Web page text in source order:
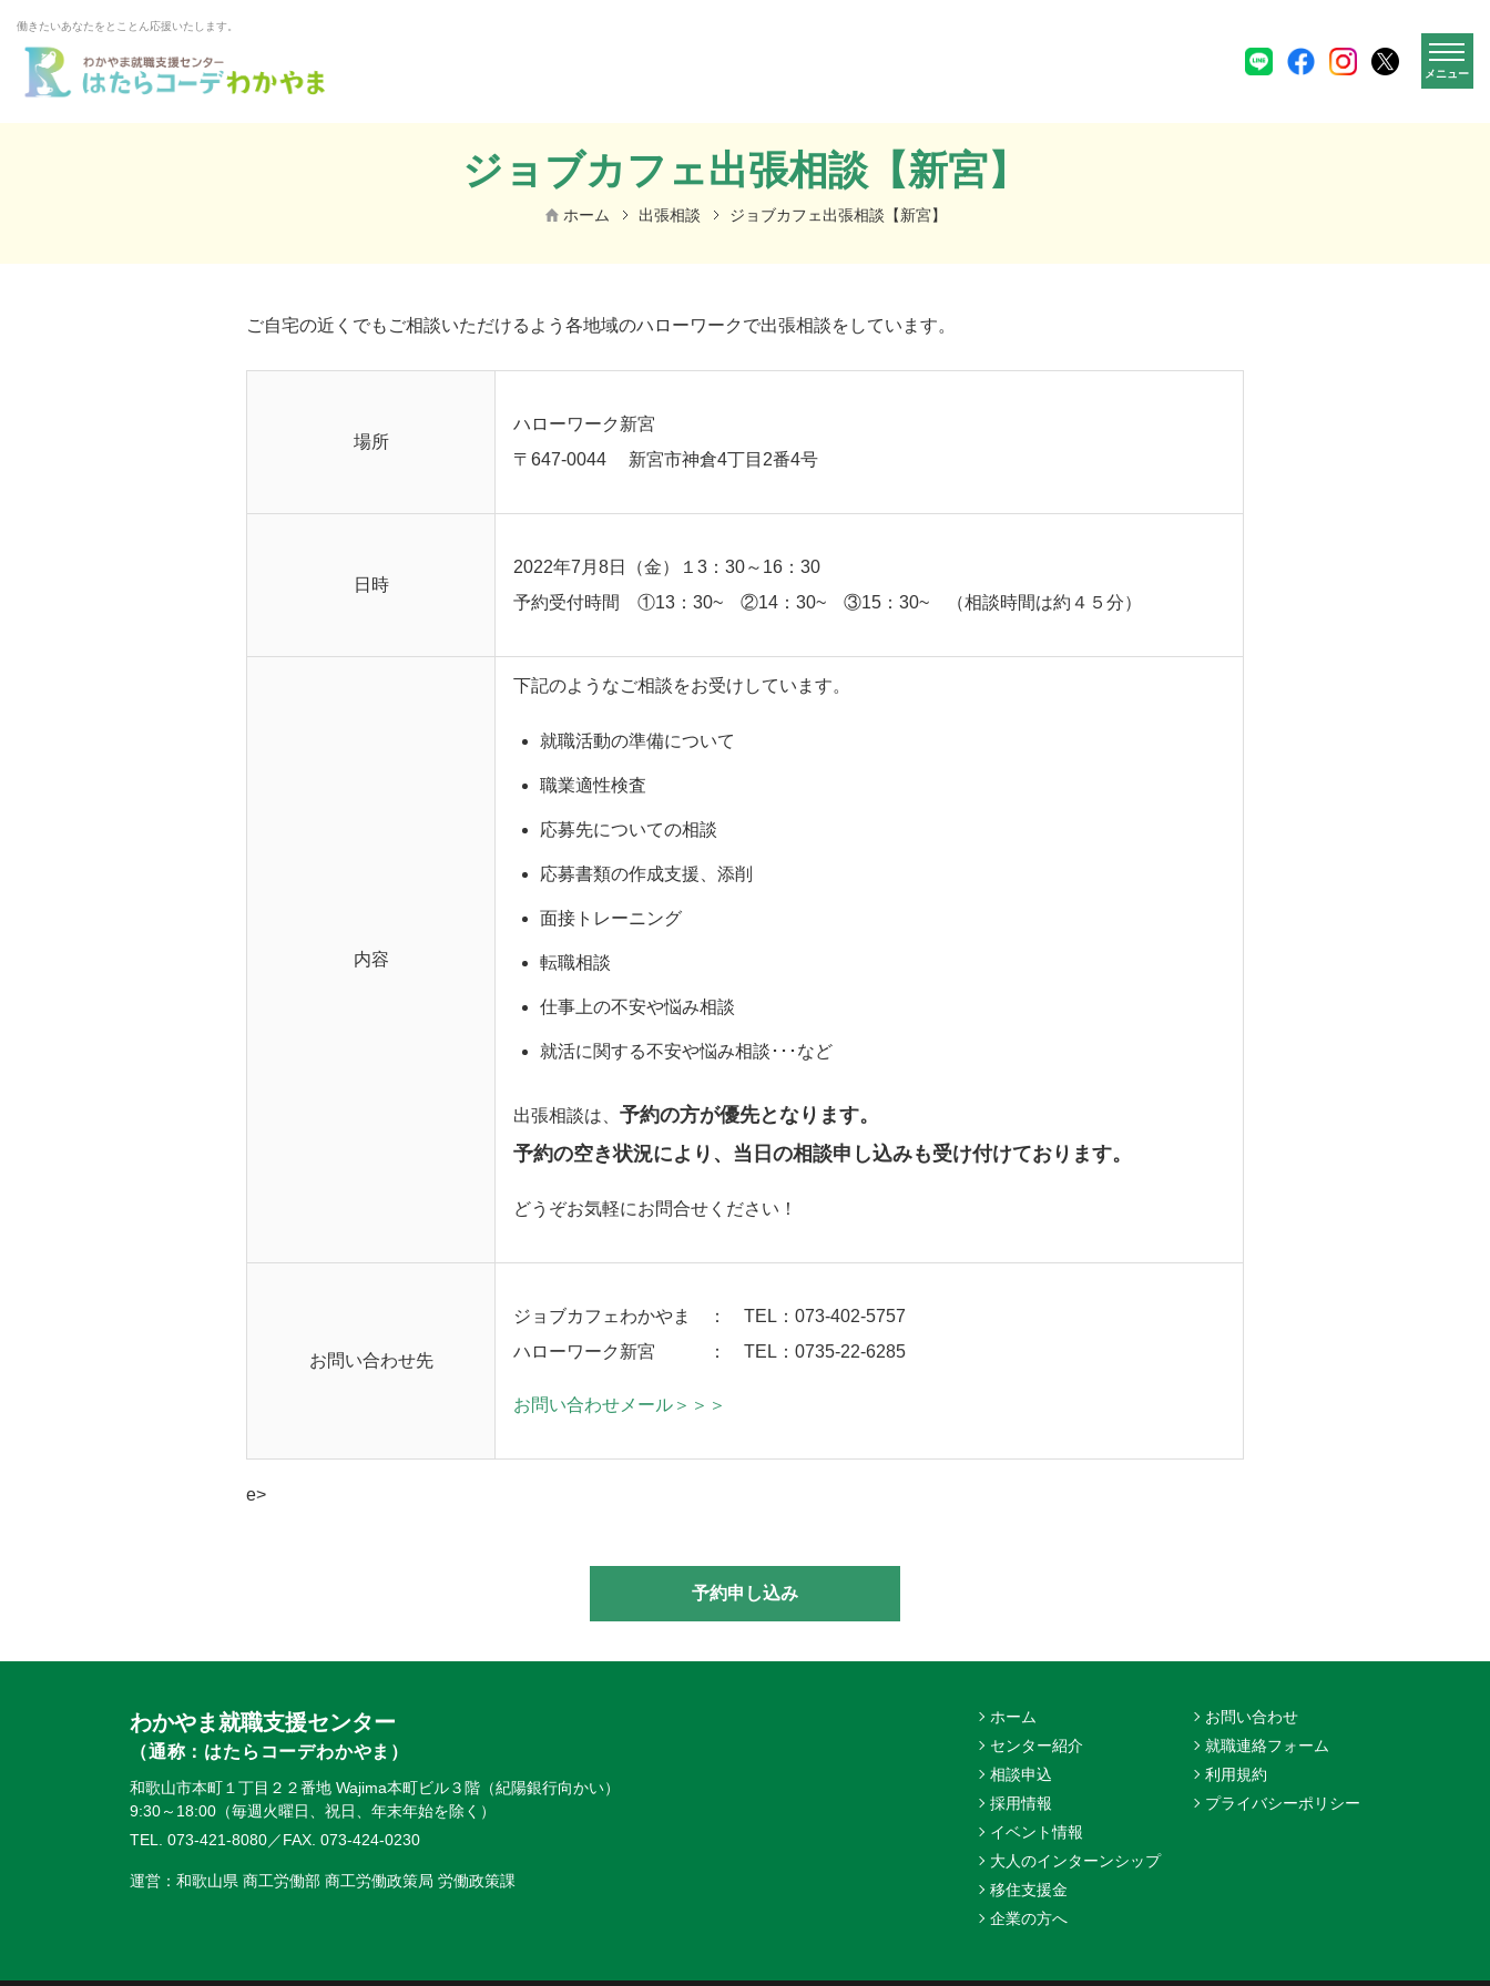
働きたいあなたをとことん応援いたします。
メニュー
ジョブカフェ出張相談【新宮】
ホーム 出張相談 ジョブカフェ出張相談【新宮】
ご自宅の近くでもご相談いただけるよう各地域のハローワークで出張相談をしています。
場所
ハローワーク新宮
〒647-0044
新宮市神倉4丁目2番4号
日時
2022年7月8日（金）１3：30～16：30
予約受付時間 ①13：30~ ②14：30~ ③15：30~ （相談時間は約４５分）
内容
下記のようなご相談をお受けしています。
就職活動の準備について
職業適性検査
応募先についての相談
応募書類の作成支援、添削
面接トレーニング
転職相談
仕事上の不安や悩み相談
就活に関する不安や悩み相談･･･など
出張相談は、 予約の方が優先となります。
予約の空き状況により、当日の相談申し込みも受け付けております。
どうぞお気軽にお問合せください！
お問い合わせ先
ジョブカフェわかやま ： TEL：073-402-5757
ハローワーク新宮
： TEL：0735-22-6285
お問い合わせメール＞＞＞
e>
予約申し込み
わかやま就職支援センター
（通称：はたらコーデわかやま）
和歌山市本町１丁目２２番地 Wajima本町ビル３階（紀陽銀行向かい）
9:30～18:00（毎週火曜日、祝日、年末年始を除く）
TEL. 073-421-8080／FAX. 073-424-0230
運営：和歌山県 商工労働部 商工労働政策局 労働政策課
ホーム
センター紹介
相談申込
採用情報
イベント情報
大人のインターンシップ
移住支援金
企業の方へ
お問い合わせ
就職連絡フォーム
利用規約
プライバシーポリシー